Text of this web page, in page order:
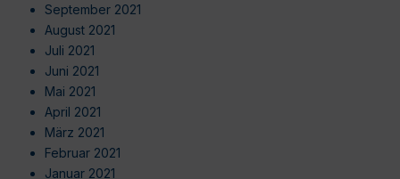
September 2021
August 2021
Juli 2021
Juni 2021
Mai 2021
April 2021
März 2021
Februar 2021
Januar 2021